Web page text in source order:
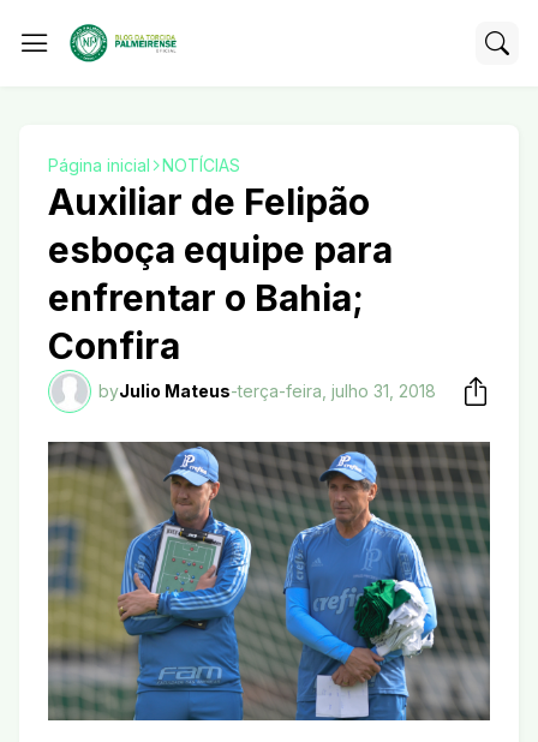
Página inicial NOTÍCIAS
Auxiliar de Felipão
esboça equipe para
enfrentar o Bahia;
Confira
byJulio Mateus-terça-feira, julho 31, 2018